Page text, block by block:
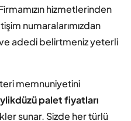
hizmetlerinden
numaralarımızdan
adedi belirtmeniz yeterli
memnuniyetini
palet fiyatları
sunar. Sizde her türlü